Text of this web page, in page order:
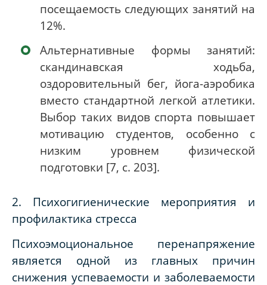
посещаемость следующих занятий на
12%.
Альтернативные формы занятий:
скандинавская ходьба,
оздоровительный бег, йога-аэробика
вместо стандартной легкой атлетики.
Выбор таких видов спорта повышает
мотивацию студентов, особенно с
низким уровнем физической
подготовки [7, с. 203].
2. Психогигиенические мероприятия и
профилактика стресса
Психоэмоциональное перенапряжение
является одной из главных причин
снижения успеваемости и заболеваемости